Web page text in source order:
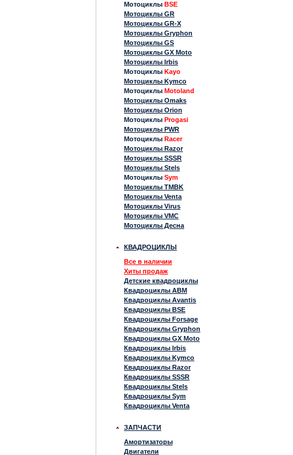
Мотоциклы BSE
Мотоциклы GR
Мотоциклы GR-X
Мотоциклы Gryphon
Мотоциклы GS
Мотоциклы GX Moto
Мотоциклы Irbis
Мотоциклы Kayo
Мотоциклы Kymco
Мотоциклы Motoland
Мотоциклы Omaks
Мотоциклы Orion
Мотоциклы Progasi
Мотоциклы PWR
Мотоциклы Racer
Мотоциклы Razor
Мотоциклы SSSR
Мотоциклы Stels
Мотоциклы Sym
Мотоциклы TMBK
Мотоциклы Venta
Мотоциклы Virus
Мотоциклы VMC
Мотоциклы Десна
КВАДРОЦИКЛЫ
Все в наличии
Хиты продаж
Детские квадроциклы
Квадроциклы ABM
Квадроциклы Avantis
Квадроциклы BSE
Квадроциклы Forsage
Квадроциклы Gryphon
Квадроциклы GX Moto
Квадроциклы Irbis
Квадроциклы Kymco
Квадроциклы Razor
Квадроциклы SSSR
Квадроциклы Stels
Квадроциклы Sym
Квадроциклы Venta
ЗАПЧАСТИ
Амортизаторы
Двигатели